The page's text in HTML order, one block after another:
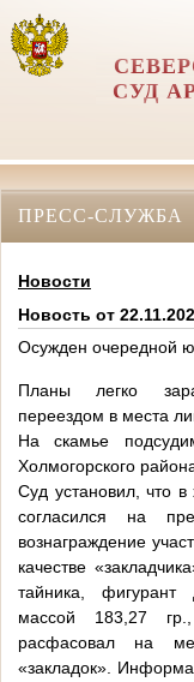
СУД
ПРЕСС-СЛУЖБА
Новости
Новость от
Осужден очередной
Планы легко
переездом в места
На скамье
Холмогорского
Суд установил, что
согласился на
вознаграждение
качестве
тайника, фигурант
массой 183,27
расфасовал на
«закладок».